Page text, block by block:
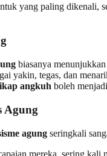
yang paling dikenali,
biasanya
yakin, tegas, dan
angkuh boleh
Agung
agung seringkali
mereka, sering kali